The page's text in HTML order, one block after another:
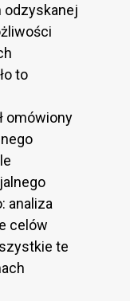
odzyskanej
to
omówiony
analiza
celów
te